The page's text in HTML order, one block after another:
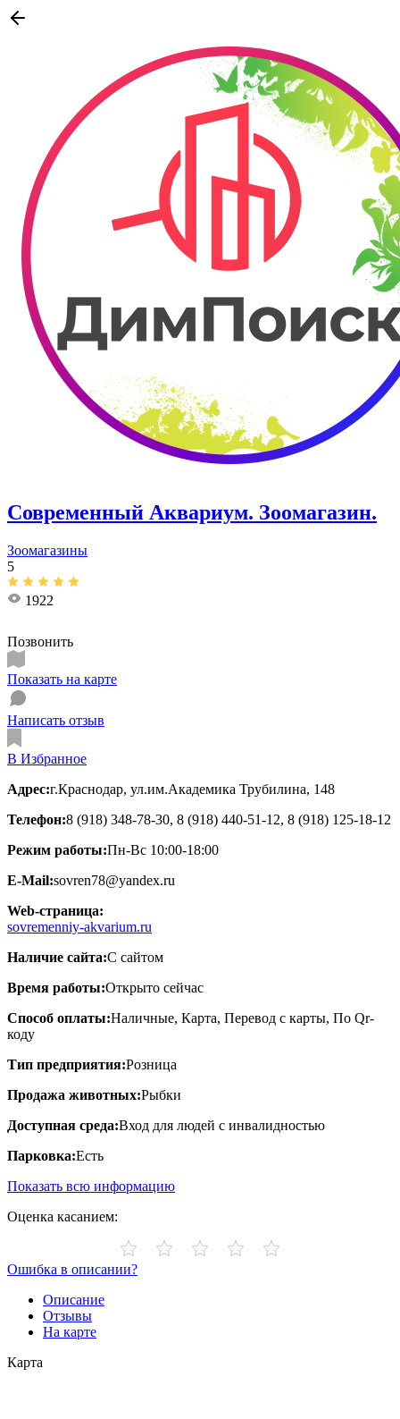
Современный Аквариум. Зоомагазин.
Зоомагазины
5
1922
Позвонить
Показать на карте
Написать отзыв
В Избранное
Адрес:г.Краснодар, ул.им.Академика Трубилина, 148
Телефон:8 (918) 348-78-30, 8 (918) 440-51-12, 8 (918) 125-18-12
Режим работы:Пн-Вс 10:00-18:00
E-Mail:sovren78@yandex.ru
Web-страница:
sovremenniy-akvarium.ru
Наличие сайта:С сайтом
Время работы:Открыто сейчас
Способ оплаты:Наличные, Карта, Перевод с карты, По Qr-
коду
Тип предприятия:Розница
Продажа животных:Рыбки
Доступная среда:Вход для людей с инвалидностью
Парковка:Есть
Показать всю информацию
Оценка касанием:
Ошибка в описании?
Описание
Отзывы
На карте
Карта